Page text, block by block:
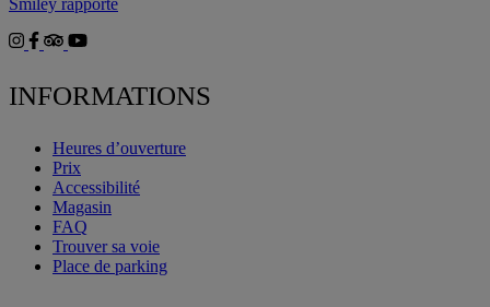
INFORMATIONS
Heures d’ouverture
Prix
Accessibilité
Magasin
FAQ
Trouver sa voie
Place de parking